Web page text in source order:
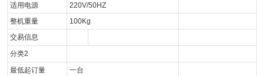
适用电源
220V/50HZ
整机重量
100Kg
交易信息
分类2
最低起订量
一台